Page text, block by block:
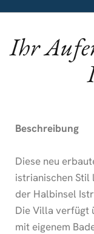
Ihr
Beschreibung
Diese neu
istrianischen
der Halbinsel
Die Villa verfügt
mit eigenem